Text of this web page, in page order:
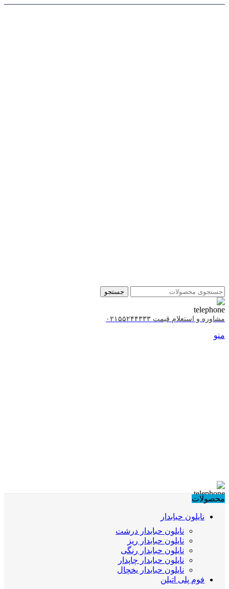
جستجو
مشاوره و استعلام قیمت ۰۲۱۵۵۲۴۴۳۳۳
منو
محصولات
نایلون حبابدار
نایلون حبابدار درشت
نایلون حبابدار ریز
نایلون حبابدار رنگی
نایلون حبابدار چاپدار
نایلون حبابدار یخچال
فوم پلی اتیلن